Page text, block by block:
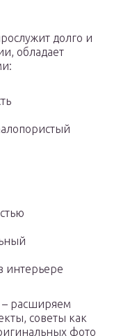
долго и
обладает
интерьере
– расширяем
советы как
фото